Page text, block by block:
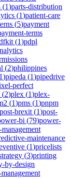
(1)parts-distribution
(1)patient-care
(5)payment
terms
(1)pdpl
(2)philippines
1)pipeda (1)pipedrive
perfect
(2)plex (1)plex-
(1)pms (1)pnpm
post-brexit (1)post-
bi (79)power-
maintenance
(1)pricelists
(3)printing
by-design